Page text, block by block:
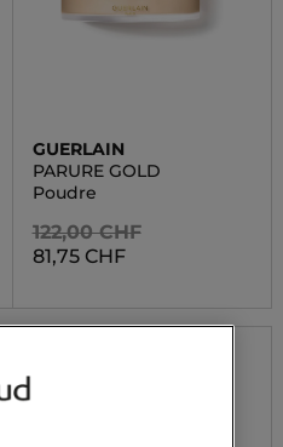
GUERLAIN
PARURE GOLD
Poudre
122,00 CHF
81,75 CHF